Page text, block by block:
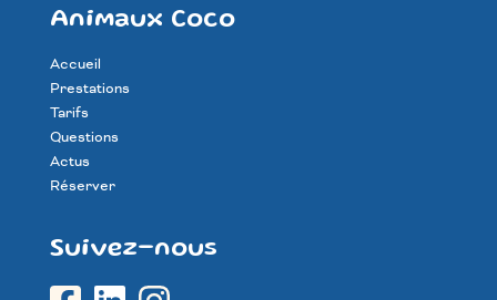
Animaux Coco
Accueil
Prestations
Tarifs
Questions
Actus
Réserver
Suivez-nous